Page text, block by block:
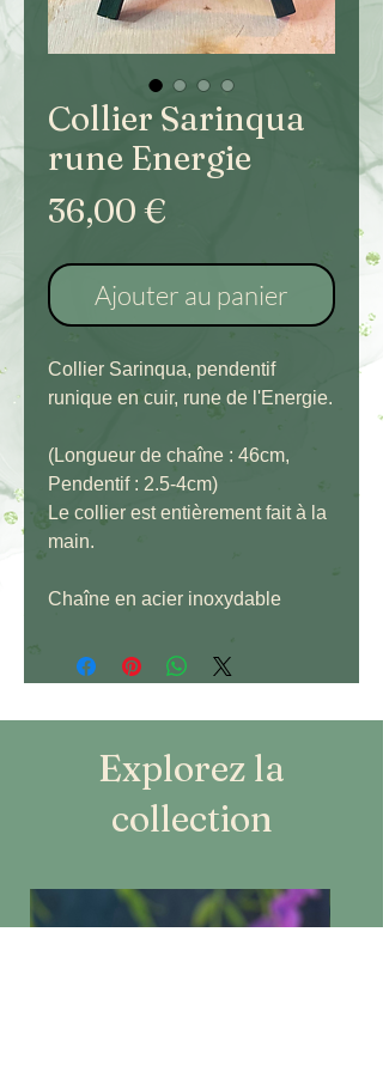
Collier Sarinqua
rune Energie
36,00 €
Ajouter au panier
Collier Sarinqua, pendentif
runique en cuir, rune de l'Energie.
(Longueur de chaîne : 46cm,
Pendentif : 2.5-4cm)
Le collier est entièrement fait à la
main.
Chaîne en acier inoxydable
Explorez la
collection